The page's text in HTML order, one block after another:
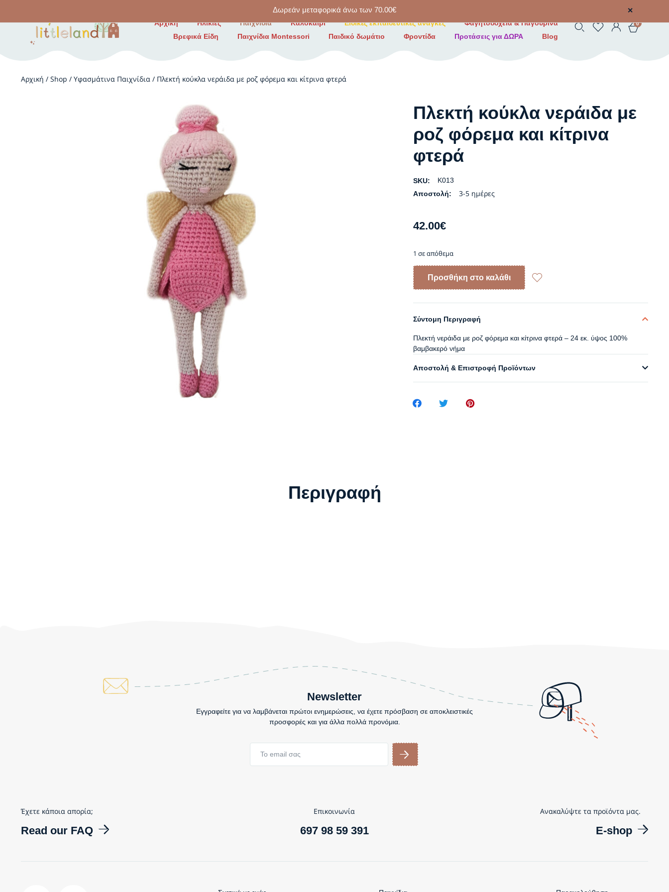
Δωρεάν μεταφορικά άνω των 70.00€
✕
Αρχική
Ηλικίες Παιχνίδια Καλοκαίρι Ειδικές εκπαιδευτικές ανάγκες
Φαγητοδοχεία & Παγουρίνα
Βρεφικά Είδη
Παιχνίδια Montessori Παιδικό δωμάτιο Φροντίδα Προτάσεις για ΔΩΡΑ Blog
0
Αρχική / Shop / Υφασμάτινα Παιχνίδια / Πλεκτή κούκλα νεράιδα με ροζ φόρεμα και κίτρινα φτερά
Πλεκτή κούκλα νεράιδα με
ροζ φόρεμα και κίτρινα
φτερά
SKU:
K013
Αποστολή:
3-5 ημέρες
42.00€
1 σε απόθεμα
Προσθήκη στο καλάθι
Σύντομη Περιγραφή
Πλεκτή νεράιδα με ροζ φόρεμα και κίτρινα φτερά – 24 εκ. ύψος 100%
βαμβακερό νήμα
Αποστολή & Επιστροφή Προϊόντων
Περιγραφή
Newsletter
Εγγραφείτε για να λαμβάνεται πρώτοι ενημερώσεις, να έχετε πρόσβαση σε αποκλειστικές
προσφορές και για άλλα πολλά προνόμια.
Έχετε κάποια απορία;
Read our FAQ
Επικοινωνία
697 98 59 391
Ανακαλύψτε τα προϊόντα μας.
E-shop